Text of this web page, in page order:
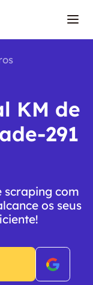
KM de
291
scraping com
os seus